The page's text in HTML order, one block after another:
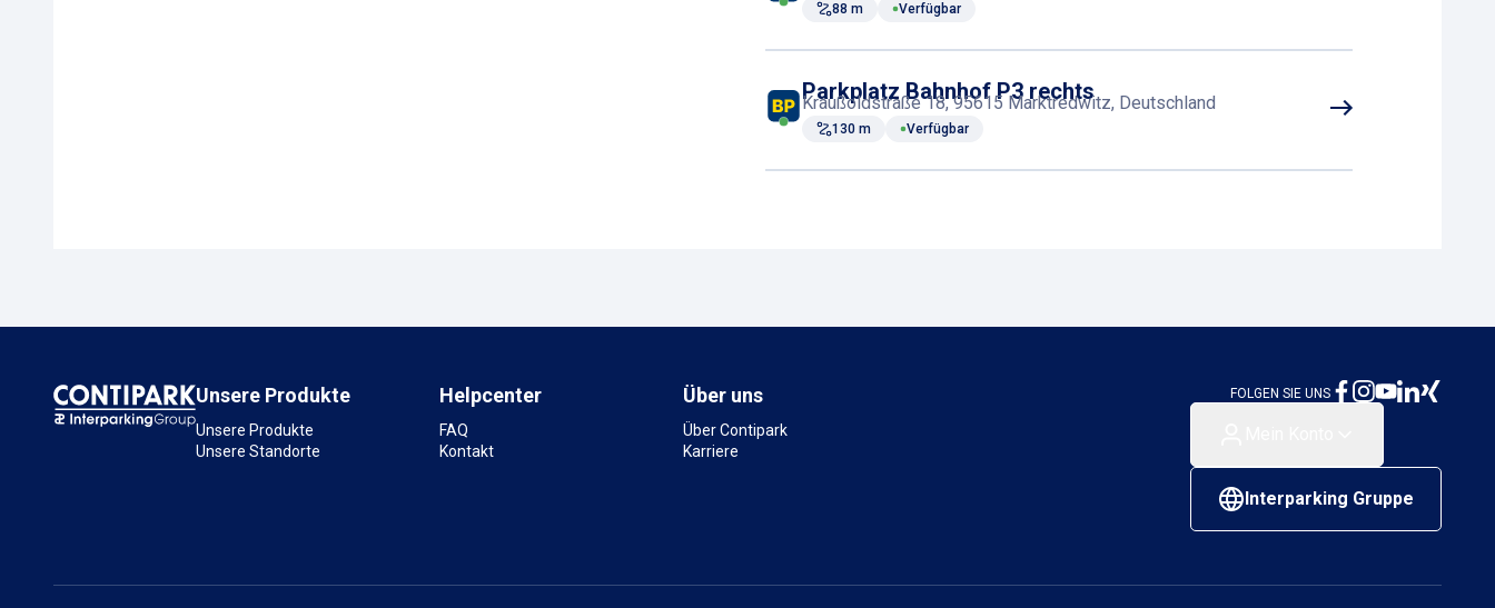
88 m Verfügbar
Parkplatz Bahnhof P3 rechts
Kraußoldstraße 18, 95615 Marktredwitz, Deutschland
130 m Verfügbar
Unsere Produkte
Unsere Produkte
Unsere Standorte
Helpcenter
FAQ
Kontakt
Über uns
Über Contipark
Karriere
FOLGEN SIE UNS
Interparking Gruppe